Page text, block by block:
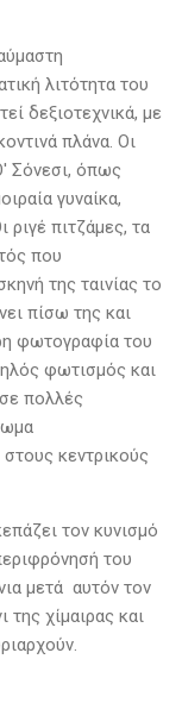
λιτότητα του
δεξιοτεχνικά, με
πλάνα. Οι
Σόνεσι, όπως
γυναίκα,
πιτζάμες, τα
που
της ταινίας το
πίσω της και
φωτογραφία του
φωτισμός και
πολλές
κεντρικούς
τον κυνισμό
του
μετά αυτόν τον
της χίμαιρας και